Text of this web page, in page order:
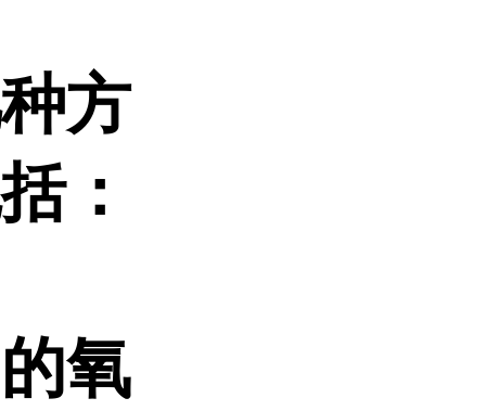
方
：
氧